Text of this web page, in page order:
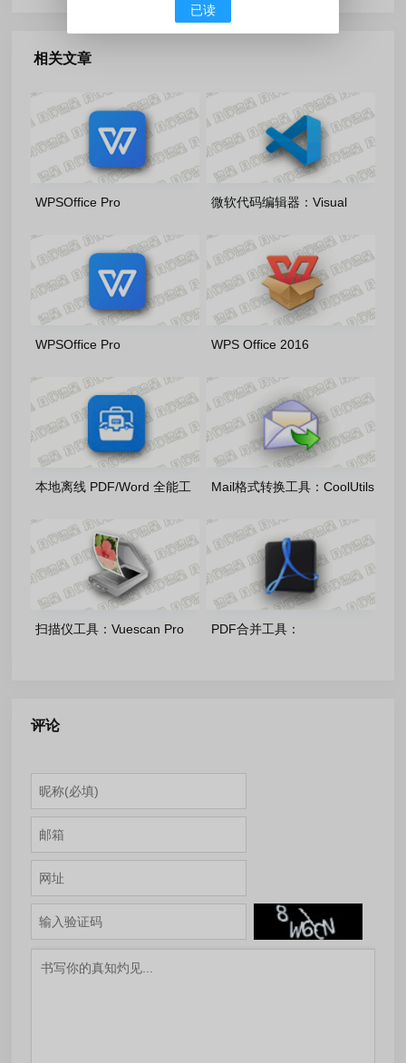
相关文章
WPSOffice Pro
雨糖科技特别版
微软代码编辑器：Visual
式版
WPSOffice Pro
雨糖科技特别版
WPS Office 2016
糖科技特别版
本地离线 PDF/Word 全能工
方免费版
Mail格式转换工具：CoolUtils
11.1.0.797 多语便携版
扫描仪工具：Vuescan Pro
PDF合并工具：
评论
已读